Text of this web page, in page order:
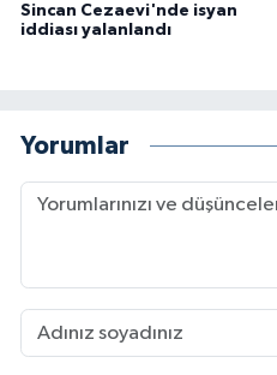
Sincan Cezaevi'nde isyan
iddiası yalanlandı
Yorumlar